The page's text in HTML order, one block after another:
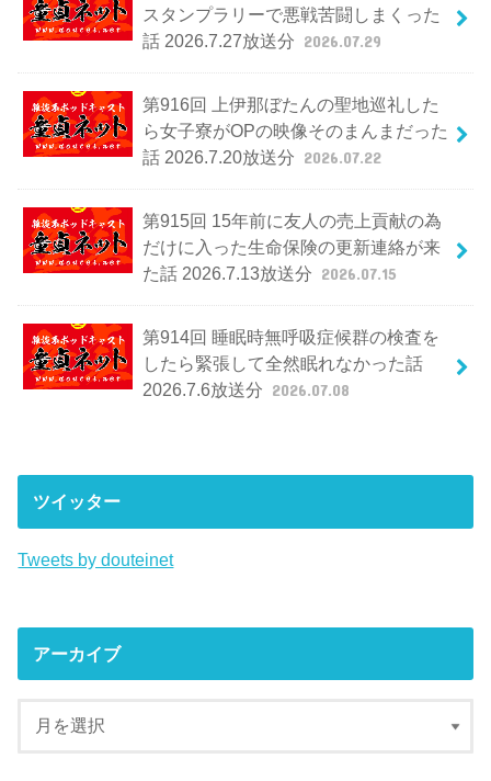
スタンプラリーで悪戦苦闘しまくった
話 2026.7.27放送分 2026.07.29
第916回 上伊那ぼたんの聖地巡礼した
ら女子寮がOPの映像そのまんまだった
話 2026.7.20放送分 2026.07.22
第915回 15年前に友人の売上貢献の為
だけに入った生命保険の更新連絡が来
た話 2026.7.13放送分 2026.07.15
第914回 睡眠時無呼吸症候群の検査を
したら緊張して全然眠れなかった話
2026.7.6放送分 2026.07.08
ツイッター
Tweets by douteinet
アーカイブ